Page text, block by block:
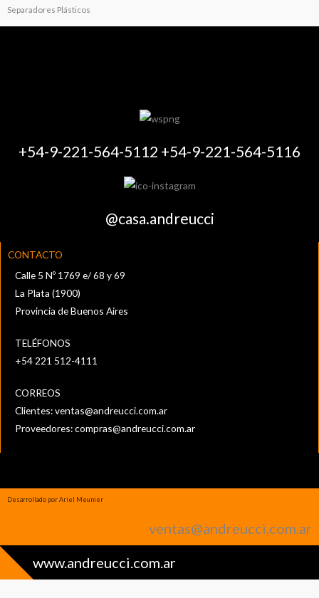
Separadores Plásticos
+54-9-221-564-5112 +54-9-221-564-5116
@casa.andreucci
CONTACTO
Calle 5 Nº 1769 e/ 68 y 69
La Plata (1900)
Provincia de Buenos Aires
TELÉFONOS
+54 221 512-4111‬
CORREOS
Clientes:ventas@andreucci.com.ar
Proveedores:compras@andreucci.com.ar
Desarrollado por Ariel Meunier
ventas@andreucci.com.ar
www.andreucci.com.ar